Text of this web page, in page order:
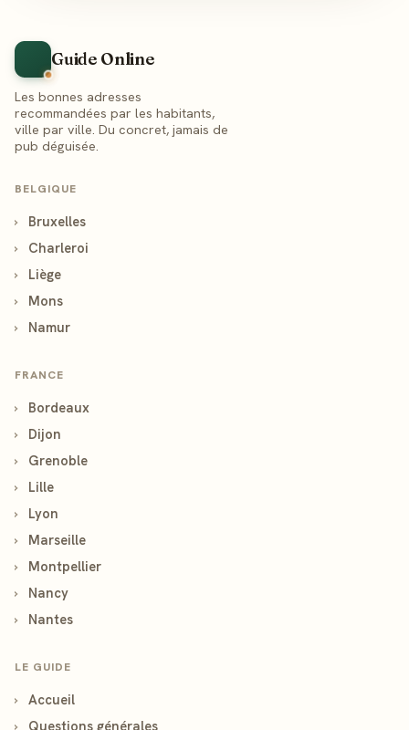
Guide Online
Les bonnes adresses
recommandées par les habitants,
ville par ville. Du concret, jamais de
pub déguisée.
BELGIQUE
›
Bruxelles
›
Charleroi
›
Liège
›
Mons
›
Namur
FRANCE
›
Bordeaux
›
Dijon
›
Grenoble
›
Lille
›
Lyon
›
Marseille
›
Montpellier
›
Nancy
›
Nantes
LE GUIDE
›
Accueil
›
Questions générales